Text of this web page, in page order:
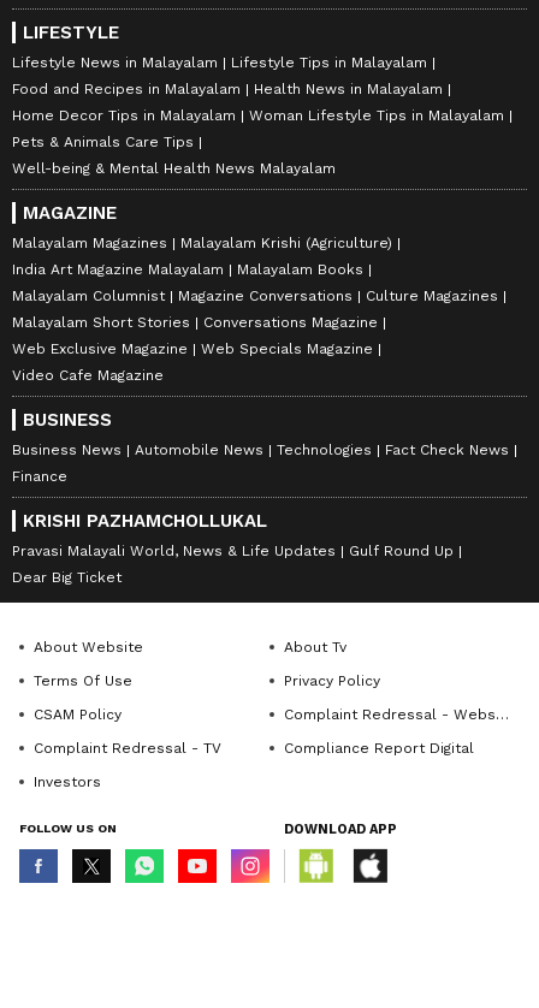
LIFESTYLE
Lifestyle News in Malayalam
Lifestyle Tips in Malayalam
Food and Recipes in Malayalam
Health News in Malayalam
Home Decor Tips in Malayalam
Woman Lifestyle Tips in Malayalam
Pets & Animals Care Tips
Well-being & Mental Health News Malayalam
MAGAZINE
Malayalam Magazines
Malayalam Krishi (Agriculture)
India Art Magazine Malayalam
Malayalam Books
Malayalam Columnist
Magazine Conversations
Culture Magazines
Malayalam Short Stories
Conversations Magazine
Web Exclusive Magazine
Web Specials Magazine
Video Cafe Magazine
BUSINESS
Business News Automobile News Technologies
Fact Check News
Finance
KRISHI PAZHAMCHOLLUKAL
Pravasi Malayali World, News & Life Updates
Gulf Round Up
Dear Big Ticket
About Website
About Tv
Terms Of Use
Privacy Policy
CSAM Policy
Complaint Redressal - Website
Complaint Redressal - TV
Compliance Report Digital
Investors
FOLLOW US ON DOWNLOAD APP